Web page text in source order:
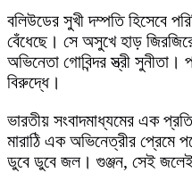
বলিউডের সুখী দম্পতি হিসেবে
বেঁধেছে। সে অসুখে হাড়
অভিনেতা গোবিন্দর স্ত্রী
বিরুদ্ধে।
ভারতীয় সংবাদমাধ্যমের এক
মারাঠি এক অভিনেত্রীর প্রেমে
ডুবে ডুবে জল। গুঞ্জন, সেই জলেই